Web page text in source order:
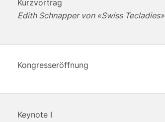
Kurzvortrag
Edith Schnapper von «Swiss Tecladies»
Kongresseröffnung
Keynote I